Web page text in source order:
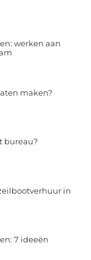
werken aan
maken?
bureau?
in
7 ideeën